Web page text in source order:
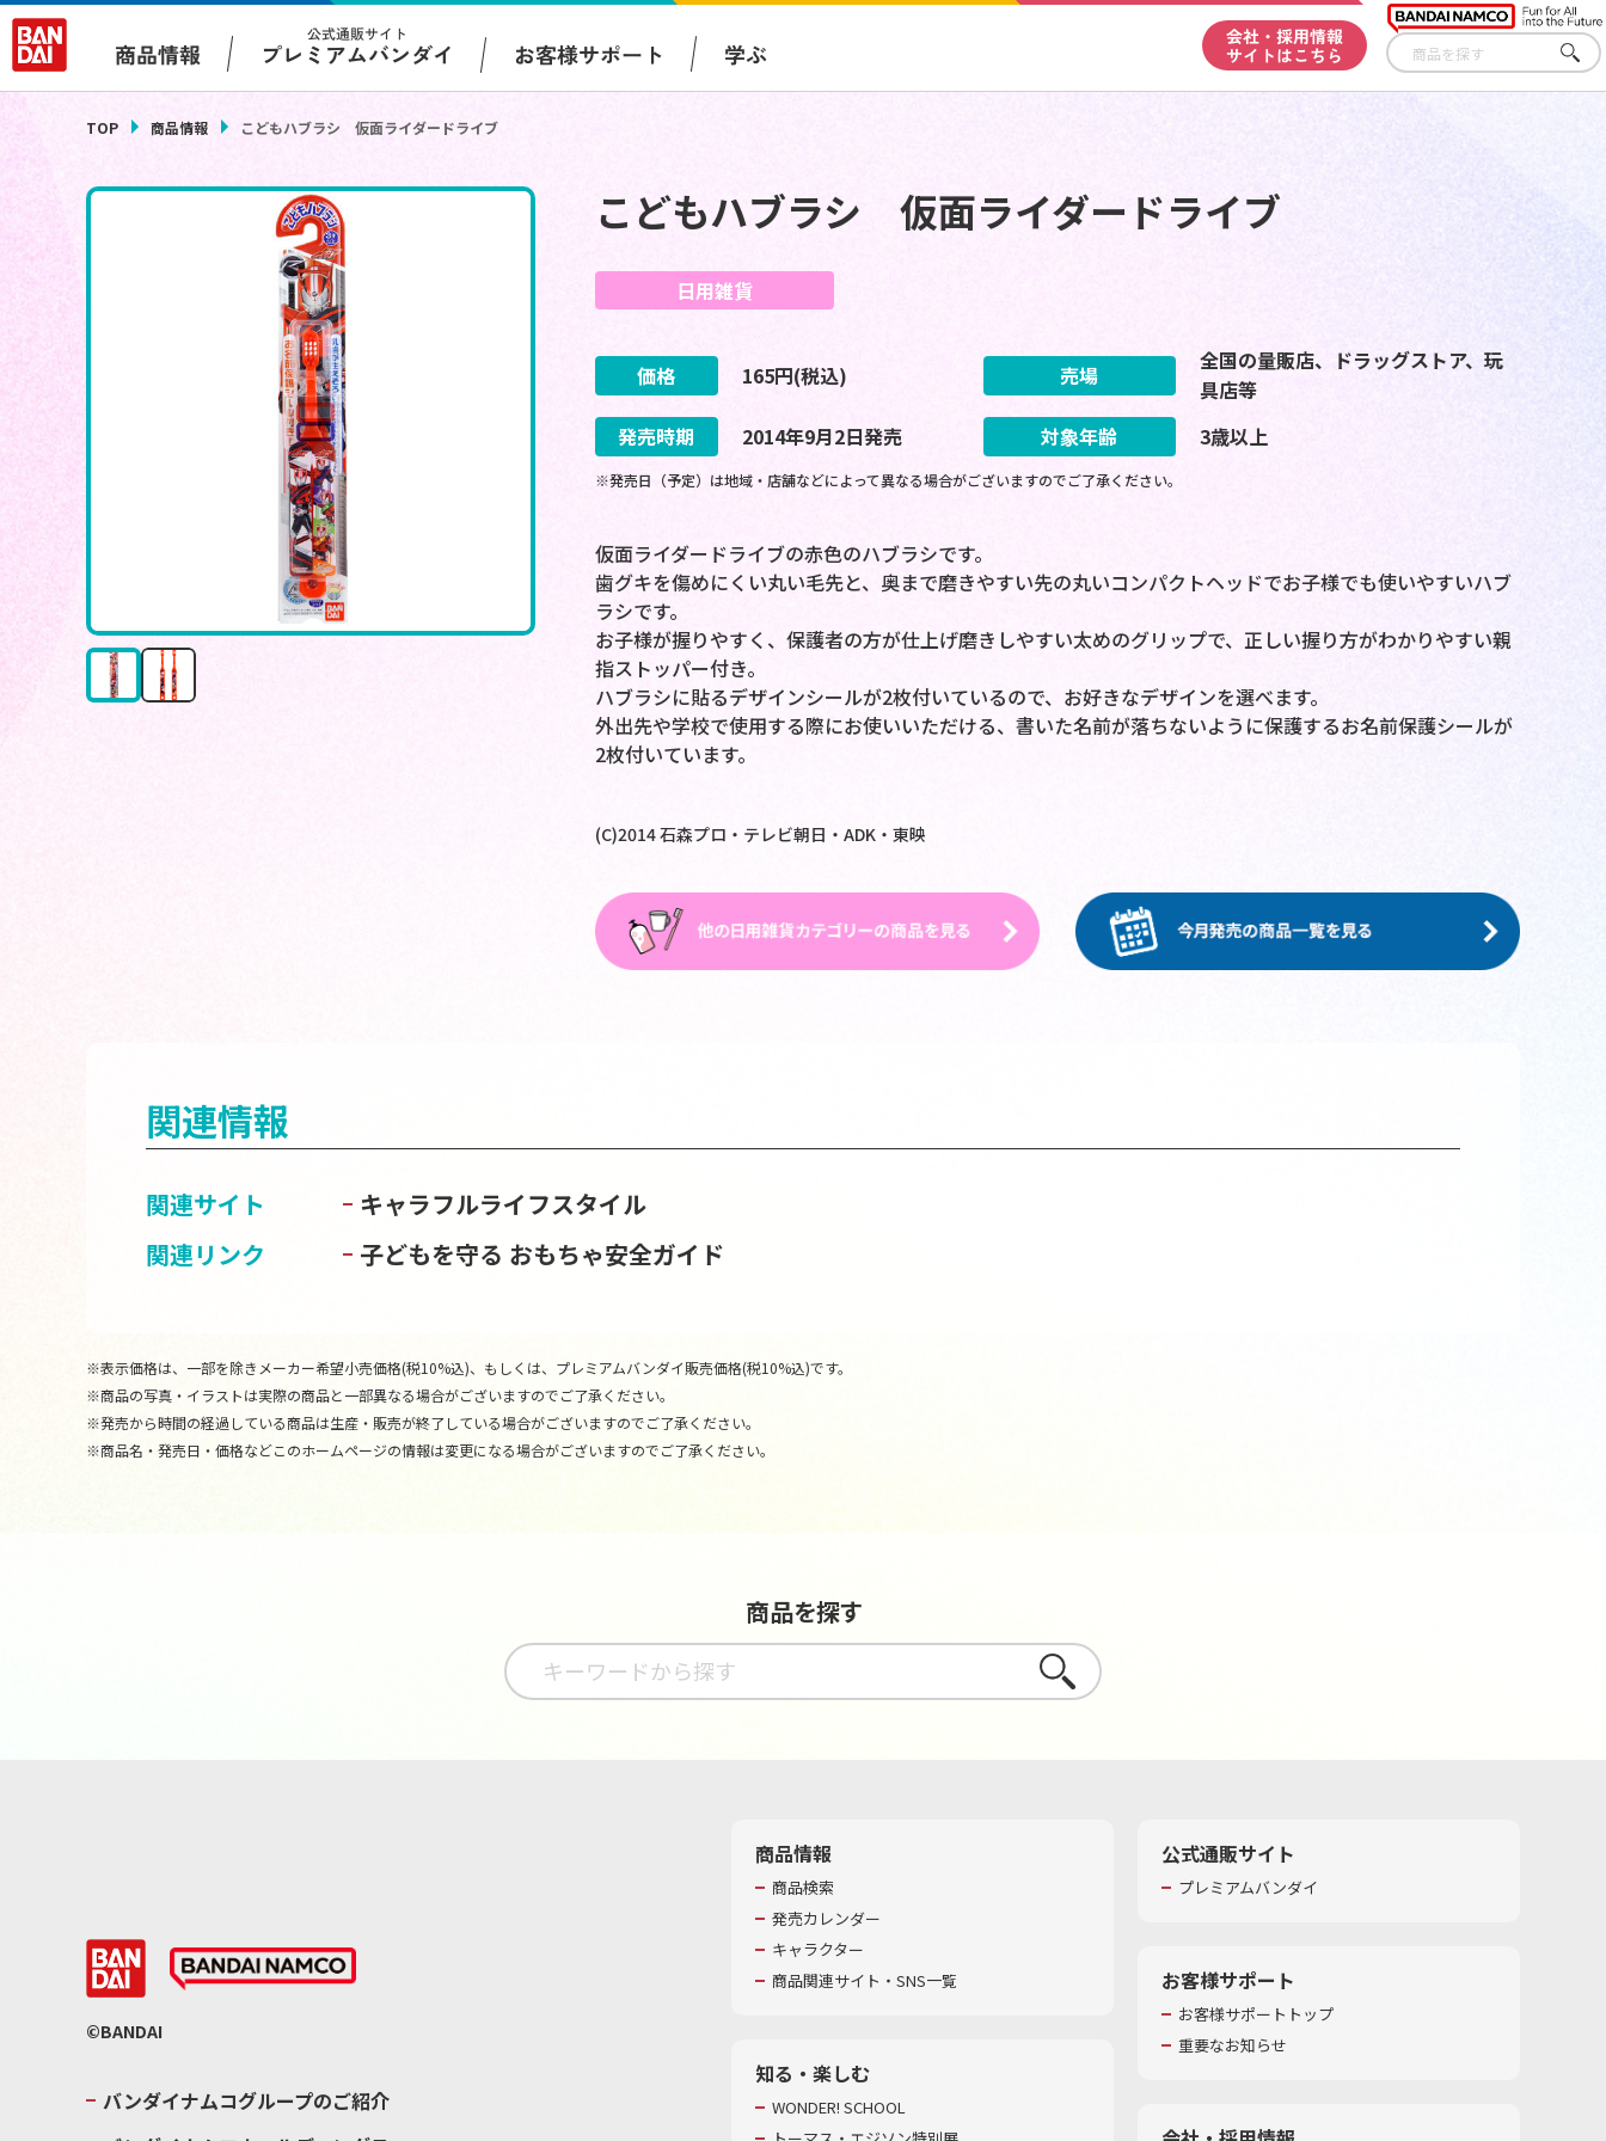
商品情報
公式通販サイト
プレミアムバンダイ お客様サポート 学ぶ
会社・採用情報
サイトはこちら
さが
す
TOP 商品情報 こどもハブラシ 仮面ライダードライブ
こどもハブラシ 仮面ライダードライブ
日用雑貨
価格 165円(税込) 売場
全国の量販店、ドラッグストア、玩
具店等
発売時期
2014年9月2日発売 対象年齢 3歳以上
※発売日（予定）は地域・店舗などによって異なる場合がございますのでご了承ください。
仮面ライダードライブの赤色のハブラシです。
歯グキを傷めにくい丸い毛先と、奥まで磨きやすい先の丸いコンパクトヘッドでお子様でも使いやすいハブ
ラシです。
お子様が握りやすく、保護者の方が仕上げ磨きしやすい太めのグリップで、正しい握り方がわかりやすい親
指ストッパー付き。
ハブラシに貼るデザインシールが2枚付いているので、お好きなデザインを選べます。
外出先や学校で使用する際にお使いいただける、書いた名前が落ちないように保護するお名前保護シールが
2枚付いています。
(C)2014 石森プロ・テレビ朝日・ADK・東映
関連情報
関連サイト
キャラフルライフスタイル
関連リンク
子どもを守る おもちゃ安全ガイド
※表示価格は、一部を除きメーカー希望小売価格(税10%込)、もしくは、プレミアムバンダイ販売価格(税10%込)です。
※商品の写真・イラストは実際の商品と一部異なる場合がございますのでご了承ください。
※発売から時間の経過している商品は生産・販売が終了している場合がございますのでご了承ください。
※商品名・発売日・価格などこのホームページの情報は変更になる場合がございますのでご了承ください。
商品を探す
さがす
©BANDAI
バンダイナムコグループのご紹介
商品情報
商品検索
発売カレンダー
キャラクター
商品関連サイト・SNS一覧
知る・楽しむ
WONDER! SCHOOL
公式通販サイト
プレミアムバンダイ
お客様サポート
お客様サポートトップ
重要なお知らせ